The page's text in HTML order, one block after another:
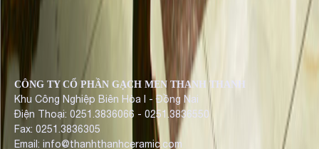
CÔNG TY CỔ PHẦN GẠCH MEN THANH THANH
Khu Công Nghiệp Biên Hòa I - Đồng Nai
Điện Thoại: 0251.3836066 - 0251.3836550
Fax: 0251.3836305
Email: info@thanhthanhceramic.com